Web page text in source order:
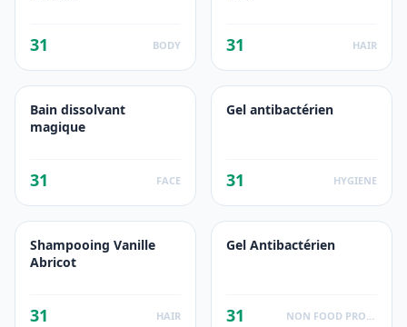
31 BODY 31 HAIR
Bain dissolvant
magique
31 FACE
Gel antibactérien
31 HYGIENE
Shampooing Vanille
Abricot
31 HAIR
Gel Antibactérien
31